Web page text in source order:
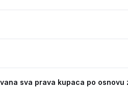
sva prava kupaca po